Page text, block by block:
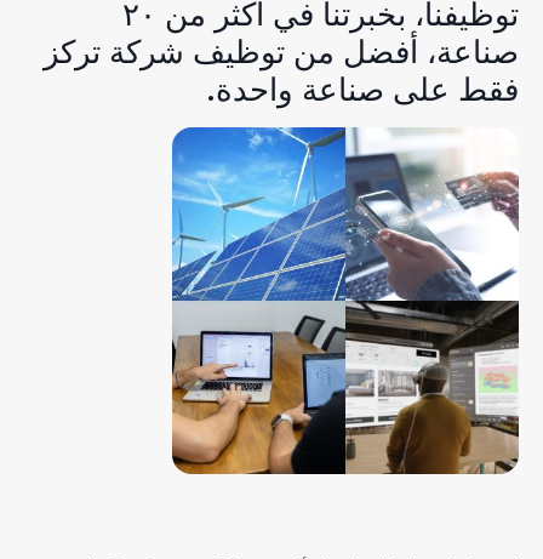
توظيفنا، بخبرتنا في أكثر من ٢٠
صناعة، أفضل من توظيف شركة تركز
فقط على صناعة واحدة.